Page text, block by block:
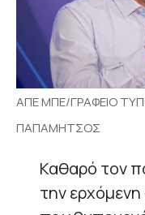
ΑΠΕ ΜΠΕ/ΓΡΑΦΕΙΟ
ΠΑΠΑΜΗΤΣΟΣ
Καθαρό τον
την